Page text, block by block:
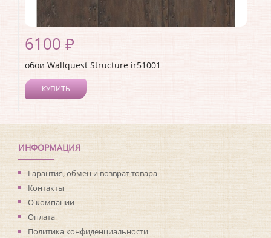
6100 ₽
обои Wallquest Structure ir51001
КУПИТЬ
Длина рулона:
Ширина рулона: 0.68
Материал покрытия:Акриловое
Страна:США
Материал основы:
Раппорт:53
ИНФОРМАЦИЯ
Гарантия, обмен и возврат товара
Контакты
О компании
Оплата
Политика конфиденциальности